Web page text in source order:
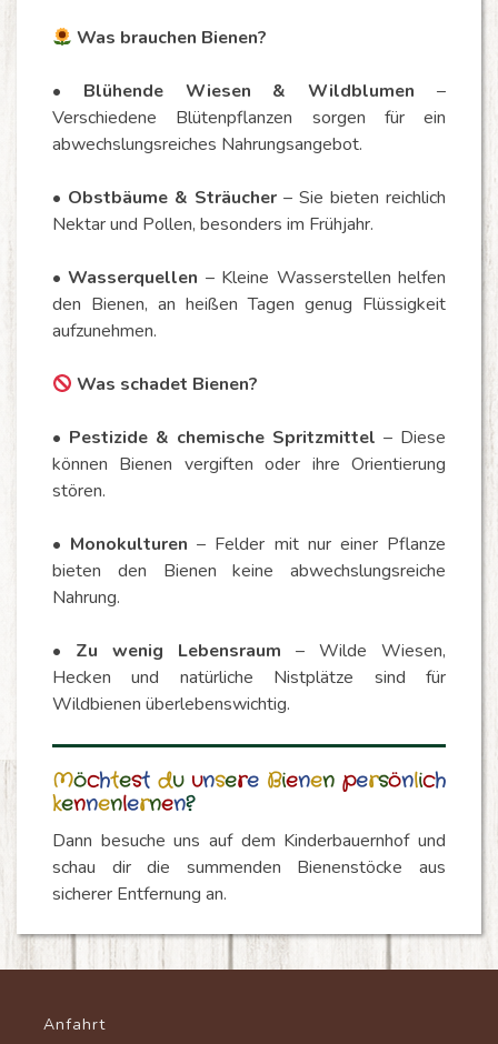
Was brauchen Bienen?
• Blühende Wiesen & Wildblumen –
Verschiedene Blütenpflanzen sorgen für ein
abwechslungsreiches Nahrungsangebot.
• Obstbäume & Sträucher – Sie bieten reichlich
Nektar und Pollen, besonders im Frühjahr.
•Wasserquellen – Kleine Wasserstellen helfen
den Bienen, an heißen Tagen genug Flüssigkeit
aufzunehmen.
Was schadet Bienen?
• Pestizide & chemische Spritzmittel – Diese
können Bienen vergiften oder ihre Orientierung
stören.
• Monokulturen – Felder mit nur einer Pflanze
bieten den Bienen keine abwechslungsreiche
Nahrung.
• Zu wenig Lebensraum – Wilde Wiesen,
Hecken und natürliche Nistplätze sind für
Wildbienen überlebenswichtig.
Möchtest du unsere Bienen persönlich
kennenlernen?
Dann besuche uns auf dem Kinderbauernhof und
schau dir die summenden Bienenstöcke aus
sicherer Entfernung an.
Anfahrt